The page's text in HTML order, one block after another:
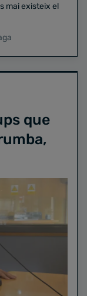
mai existeix el
que